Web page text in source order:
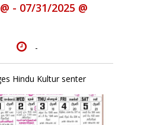
- 07/31/2025 @
-
Hindu Kultur senter